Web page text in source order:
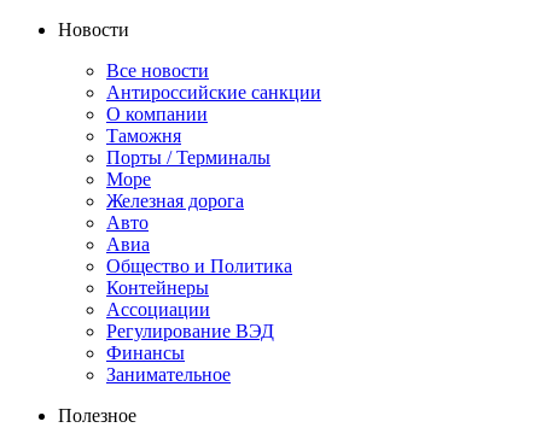
Новости
Все новости
Антироссийские санкции
О компании
Таможня
Порты / Терминалы
Море
Железная дорога
Авто
Авиа
Общество и Политика
Контейнеры
Ассоциации
Регулирование ВЭД
Финансы
Занимательное
Полезное